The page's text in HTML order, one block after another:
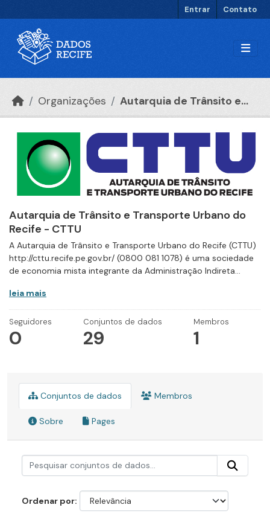
Entrar Contato
Organizações Autarquia de Trânsito e...
Autarquia de Trânsito e Transporte Urbano do
Recife - CTTU
A Autarquia de Trânsito e Transporte Urbano do Recife (CTTU)
http://cttu.recife.pe.gov.br/ (0800 081 1078) é uma sociedade
de economia mista integrante da Administração Indireta...
leia mais
Seguidores
0
Conjuntos de dados
29
Membros
1
Conjuntos de dados Membros
Sobre Pages
Ordenar por